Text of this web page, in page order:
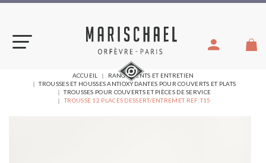
Aller
VOUS
ÊTES
ICI :
ACCUEIL
RANGEMENTS ET ENTRETIEN
TROUSSES ET HOUSSES ANTIOXYDANTES POUR COUVERTS ET PLATS
TROUSSES POUR COUVERTS ET PIÈCES DE SERVICE
TROUSSE 12 PLACES DESSERT/ENTREMET REF:T15